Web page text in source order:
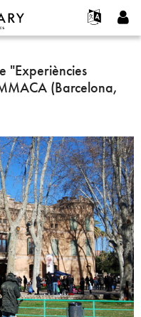
"Experiències
(Barcelona,